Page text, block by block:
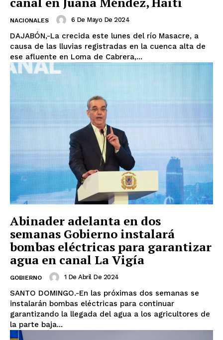
NACIONALES 6 De Mayo De 2024
DAJABÓN,-La crecida este lunes del río Masacre, a
causa de las lluvias registradas en la cuenca alta de
ese afluente en Loma de Cabrera,...
Abinader adelanta en dos
semanas Gobierno instalará
bombas eléctricas para garantizar
agua en canal La Vigía
GOBIERNO 1 De Abril De 2024
SANTO DOMINGO.-En las próximas dos semanas se
instalarán bombas eléctricas para continuar
garantizando la llegada del agua a los agricultores de
la parte baja...